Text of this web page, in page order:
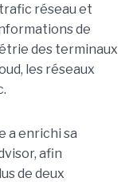
réseau et
de
des terminaux
les réseaux
a enrichi sa
afin
de deux